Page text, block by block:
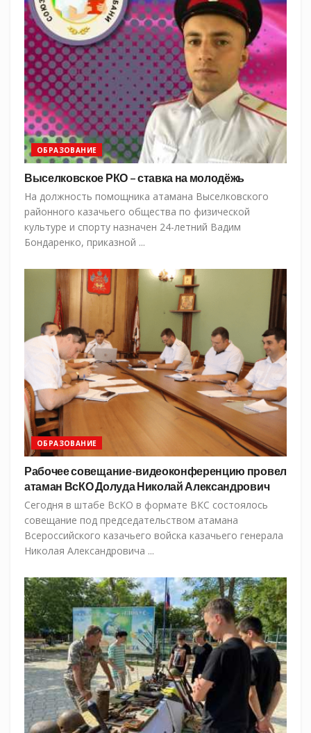
ОБРАЗОВАНИЕ
Выселковское РКО – ставка на молодёжь
На должность помощника атамана Выселковского
районного казачьего общества по физической
культуре и спорту назначен 24-летний Вадим
Бондаренко, приказной ...
ОБРАЗОВАНИЕ
Рабочее совещание-видеоконференцию провел
атаман ВсКО Долуда Николай Александрович
Сегодня в штабе ВсКО в формате ВКС состоялось
совещание под председательством атамана
Всероссийского казачьего войска казачьего генерала
Николая Александровича ...